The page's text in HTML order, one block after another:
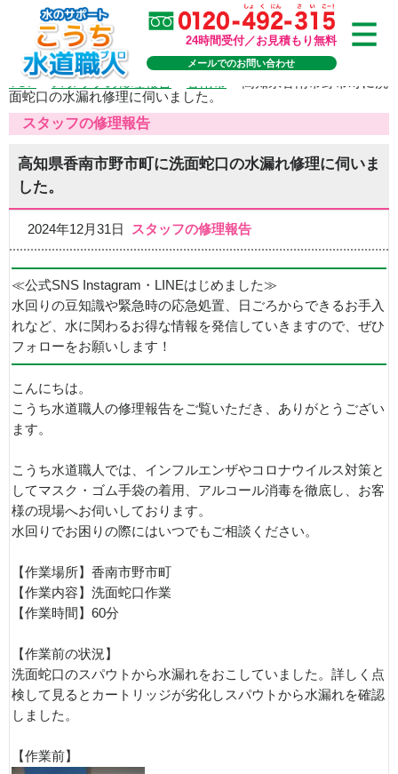
24時間受付／お見積もり無料
メールでのお問い合わせ
TOP>スタッフの修理報告
面蛇口の水漏れ修理に伺いました。
スタッフの修理報告
高知県香南市野市町に洗面蛇口の水漏れ修理に伺いま
した。
2024年12月31日 スタッフの修理報告
≪公式SNS Instagram・LINEはじめました≫
水回りの豆知識や緊急時の応急処置、日ごろからできるお手入
れなど、水に関わるお得な情報を発信していきますので、ぜひ
フォローをお願いします！
こんにちは。
こうち水道職人の修理報告をご覧いただき、ありがとうござい
ます。
こうち水道職人では、インフルエンザやコロナウイルス対策と
してマスク・ゴム手袋の着用、アルコール消毒を徹底し、お客
様の現場へお伺いしております。
水回りでお困りの際にはいつでもご相談ください。
【作業場所】香南市野市町
【作業内容】洗面蛇口作業
【作業時間】60分
【作業前の状況】
洗面蛇口のスパウトから水漏れをおこしていました。詳しく点
検して見るとカートリッジが劣化しスパウトから水漏れを確認
しました。
【作業前】